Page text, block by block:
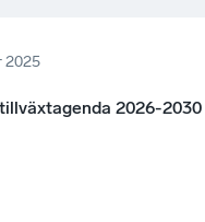
2025
2026-2030